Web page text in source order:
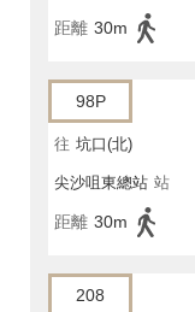
距離 30m
98P
往 坑口(北)
尖沙咀東總站 站
距離 30m
208